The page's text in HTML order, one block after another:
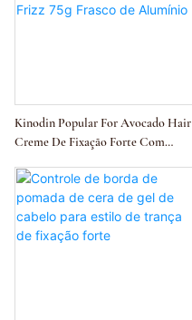
Kinodin Popular For Avocado Hair
Creme De Fixação Forte Com
Com Frizz 75g Frasco De Alumínio